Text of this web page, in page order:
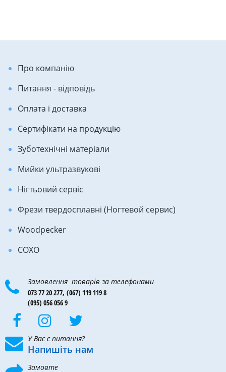
Про компанію
Питання - відповідь
Оплата і доставка
Сертифікати на продукцію
Зуботехнічні матеріали
Мийки ультразвукові
Нігтьовий сервіс
Фрези твердосплавні (Ногтевой сервис)
Woodpecker
COXO
Замовлення товарів за телефонами
073 77 20 277, (067) 119 119 8
(095) 056 056 9
У Вас є питання?
Напишіть нам
Замовте